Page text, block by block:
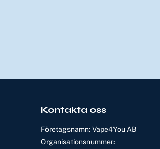
Kontakta oss
Företagsnamn: Vape4You AB
Organisationsnummer: